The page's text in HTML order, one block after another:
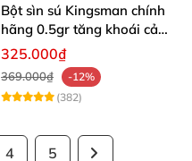
Bột sìn sú Kingsman chính
hãng 0.5gr tăng khoái cảm
kéo dài
325.000₫
369.000₫
-12%
(382)
4 5